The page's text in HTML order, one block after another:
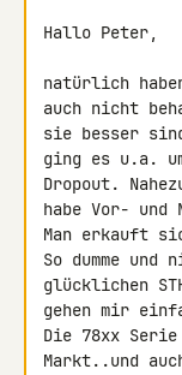
Hallo Peter,
natürlich
auch nicht
sie besser
ging es u.a.
Dropout.
habe Vor- und
Man erkauft
So dumme und
glücklichen
gehen mir
Die 78xx
Markt..und